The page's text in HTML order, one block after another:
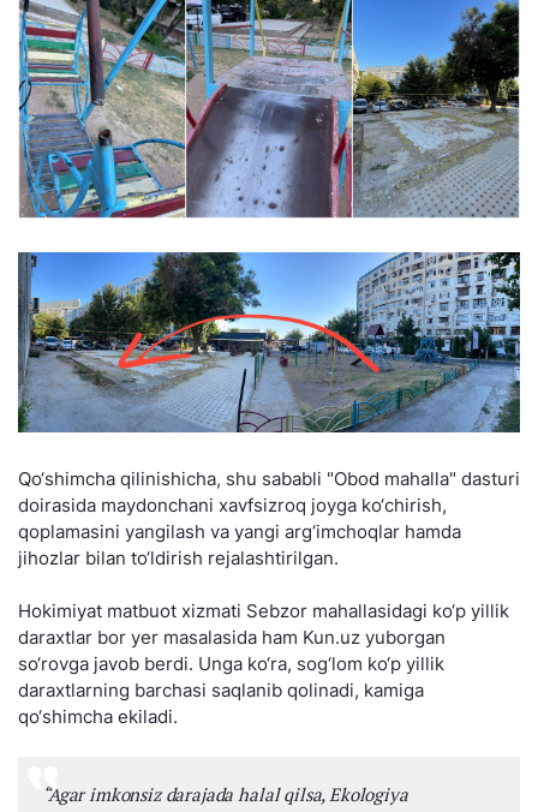
Qo‘shimcha qilinishicha, shu sababli "Obod mahalla" dasturi
doirasida maydonchani xavfsizroq joyga ko‘chirish,
qoplamasini yangilash va yangi arg‘imchoqlar hamda
jihozlar bilan to‘ldirish rejalashtirilgan.
Hokimiyat matbuot xizmati Sebzor mahallasidagi ko‘p yillik
daraxtlar bor yer masalasida ham Kun.uz yuborgan
so‘rovga javob berdi. Unga ko‘ra, sog‘lom ko‘p yillik
daraxtlarning barchasi saqlanib qolinadi, kamiga
qo‘shimcha ekiladi.
“Agar imkonsiz darajada halal qilsa, Ekologiya